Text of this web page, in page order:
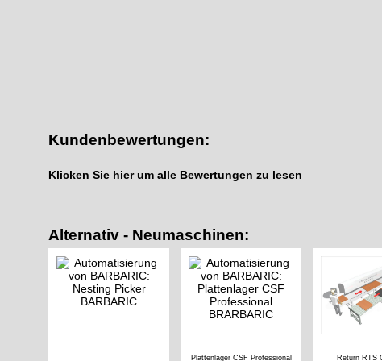
Kundenbewertungen:
Klicken Sie hier um alle Bewertungen zu lesen
Alternativ - Neumaschinen:
Plattenlager CSF Professional Return RTS